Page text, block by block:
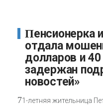
Пенсионерка из Петербурга
отдала
долларов и
задержан
новостей»
71-летняя жительница